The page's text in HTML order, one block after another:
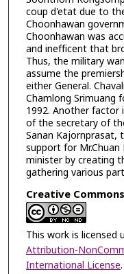
coup d'etat due to
Choonhawan
Choonhawan was
and inefficent that
Thus, the military
assume the
either General.
Chamlong Srimuang
1992. Another factor
of the secretary of
Sanan Kajornprasat,
support for
minister by creating
gathering various
Creative
This work is licensed
Attribution-
International License.